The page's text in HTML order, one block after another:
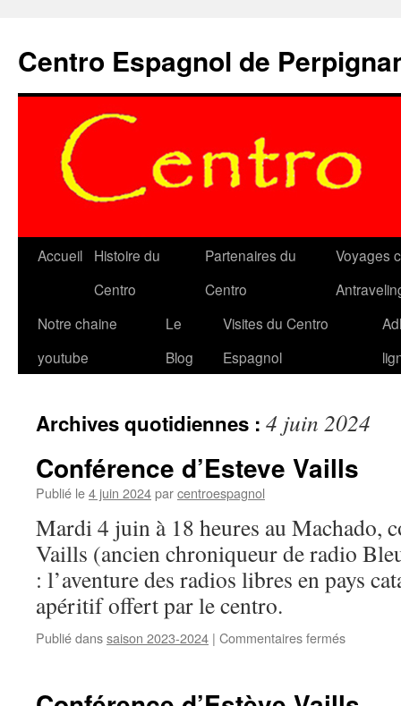
contenu
Centro Espagnol de
Accueil
Histoire du
Centro
Partenaires du
Centro
Voyages
Notre chaine
youtube
Le
Blog
Visites du Centro
Espagnol
Archives quotidiennes : 4 juin 2024
Conférence d’Esteve Vaills
Publié le4 juin 2024parcentroespagnol
Mardi 4 juin à 18 heures au Machado,
Vaills (ancien chroniqueur de radio
: l’aventure des radios libres en pays
apéritif offert par le centro.
Publié danssaison 2023-2024 | Commentaires fermés